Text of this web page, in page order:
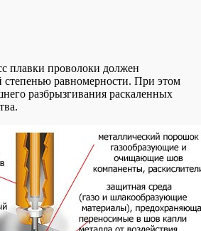
плавки проволоки должен
степенью равномерности. При этом
разбрызгивания раскаленных